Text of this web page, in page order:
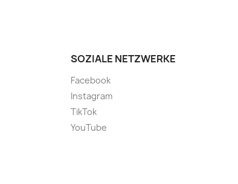
SOZIALE NETZWERKE
Facebook
Instagram
TikTok
YouTube